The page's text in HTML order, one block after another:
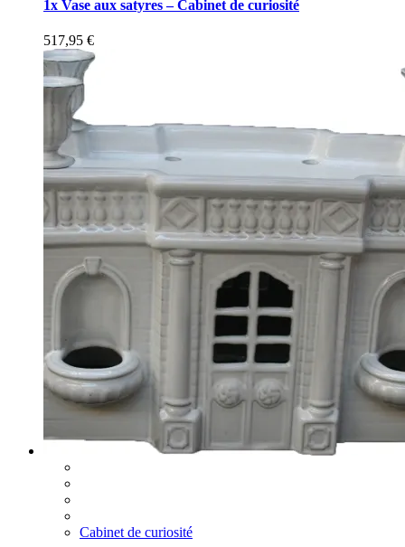
1x Vase aux satyres – Cabinet de curiosité
517,95 €
Cabinet de curiosité